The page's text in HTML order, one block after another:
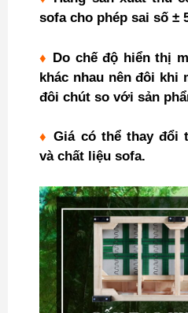
sofa cho phép sai số ±
♦ Do chế độ hiển thị
khác nhau nên đôi khi
đôi chút so với sản
♦ Giá có thể thay đổi
và chất liệu sofa.